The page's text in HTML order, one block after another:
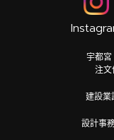
宇都
注文
建設業
設計事